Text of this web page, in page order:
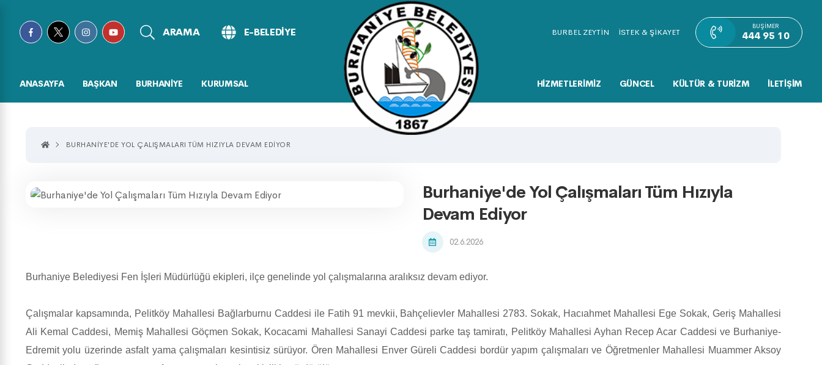
ARAMA E-BELEDİYE BURBEL ZEYTİN İSTEK & ŞİKAYET
BUŞIMER
444 95 10
ANASAYFA BAŞKAN BURHANİYE KURUMSAL HİZMETLERİMİZ GÜNCEL KÜLTÜR & TURİZM İLETİŞİM
BURHANIYE'DE YOL ÇALIŞMALARI TÜM HIZIYLA DEVAM EDIYOR
Burhaniye'de Yol Çalışmaları Tüm Hızıyla
Devam Ediyor
02.6.2026
Burhaniye Belediyesi Fen İşleri Müdürlüğü ekipleri, ilçe genelinde yol çalışmalarına aralıksız devam ediyor.
Çalışmalar kapsamında, Pelitköy Mahallesi Bağlarburnu Caddesi ile Fatih 91 mevkii, Bahçelievler Mahallesi 2783. Sokak, Hacıahmet Mahallesi Ege Sokak, Geriş Mahallesi
Ali Kemal Caddesi, Memiş Mahallesi Göçmen Sokak, Kocacami Mahallesi Sanayi Caddesi parke taş tamiratı, Pelitköy Mahallesi Ayhan Recep Acar Caddesi ve Burhaniye-
Edremit yolu üzerinde asfalt yama çalışmaları kesintisiz sürüyor. Ören Mahallesi Enver Güreli Caddesi bordür yapım çalışmaları ve Öğretmenler Mahallesi Muammer Aksoy